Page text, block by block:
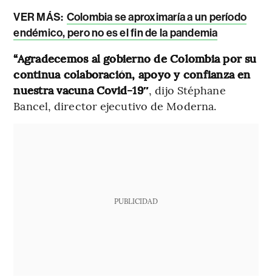
VER MÁS: Colombia se aproximaría a un período
endémico, pero no es el fin de la pandemia
“Agradecemos al gobierno de Colombia por su
continua colaboración, apoyo y confianza en
nuestra vacuna Covid-19″, dijo Stéphane
Bancel, director ejecutivo de Moderna.
PUBLICIDAD